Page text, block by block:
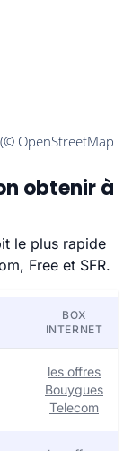
obtenir à
le plus rapide
Free et SFR.
BOX
INTERNET
les offres
Bouygues
Telecom